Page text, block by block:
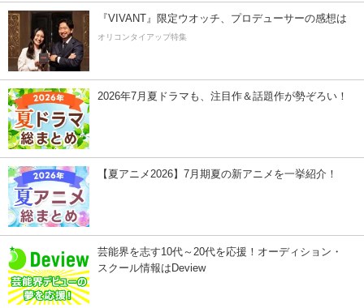
『VIVANT』限定ウオッチ、プロデューサーの感想は
オリコンタイアップ特集
2026年7月夏ドラマも、注目作＆話題作が勢ぞろい！
【夏アニメ2026】7月期夏の新アニメを一挙紹介！
芸能界を志す10代～20代を応援！オーディション・
スクール情報はDeview